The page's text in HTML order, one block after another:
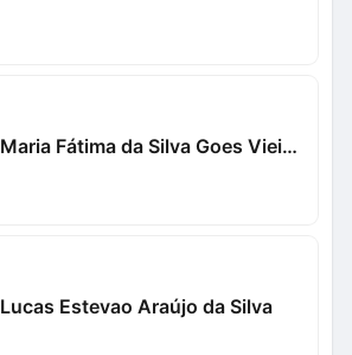
Maria Fátima da Silva Goes Vieira Vieira
Lucas Estevao Araújo da Silva